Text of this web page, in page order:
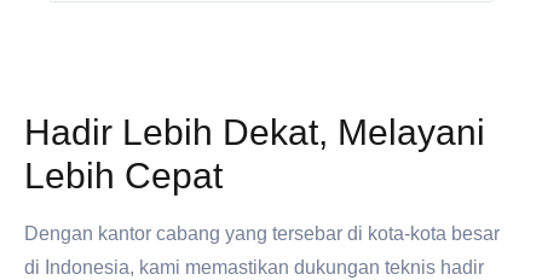
Hadir Lebih Dekat, Melayani
Lebih Cepat
Dengan kantor cabang yang tersebar di kota-kota besar
di Indonesia, kami memastikan dukungan teknis hadir